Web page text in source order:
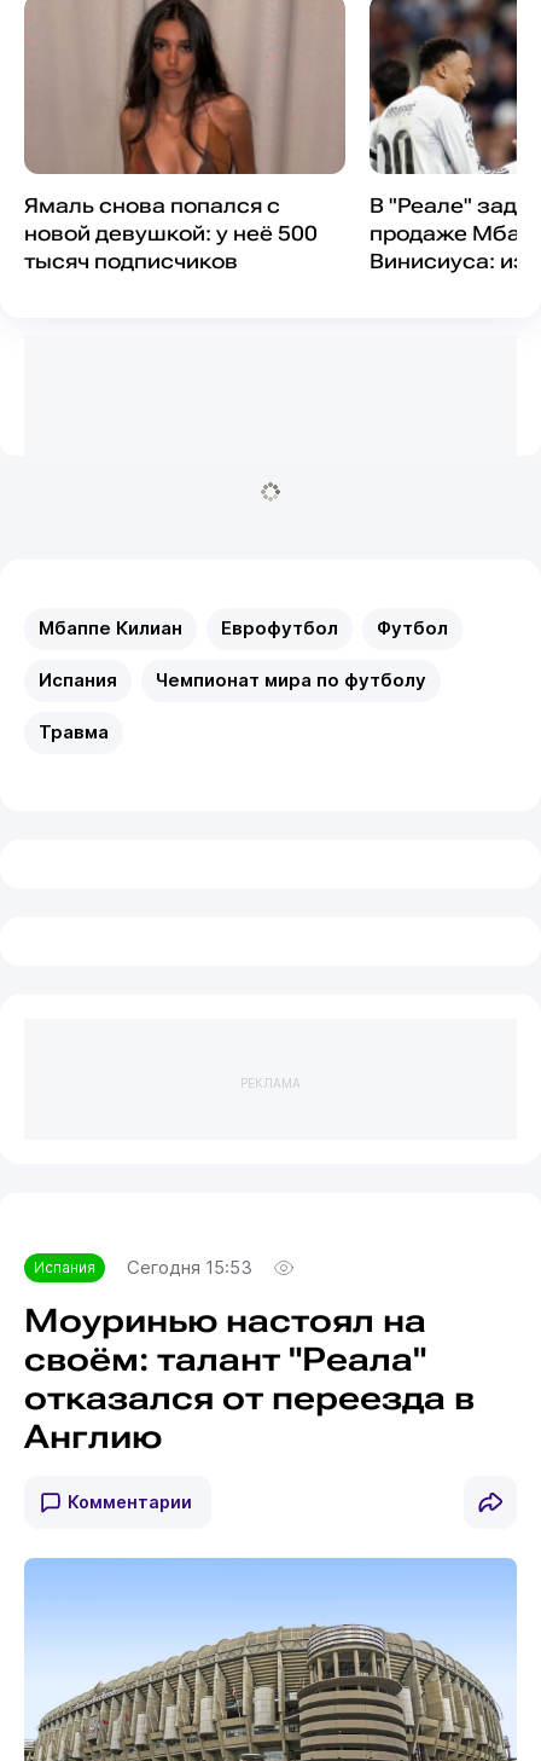
Ямаль снова попался с
новой девушкой: у неё 500
тысяч подписчиков
В "Реале"
продаже
Винисиуса:
Мбаппе Килиан Еврофутбол Футбол
Испания Чемпионат мира по футболу
Травма
РЕКЛАМА
Испания Сегодня 15:53
Моуринью настоял на
своём: талант "Реала"
отказался от переезда в
Англию
Комментарии